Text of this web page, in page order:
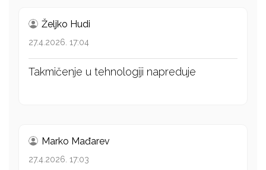
Željko Hudi
27.4.2026. 17:04
Takmičenje u tehnologiji napreduje
Marko Mađarev
27.4.2026. 17:03